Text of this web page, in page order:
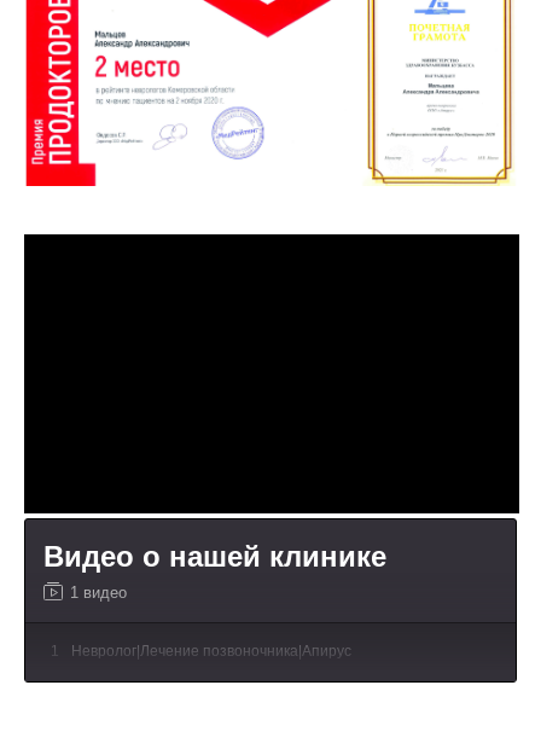
Видео о нашей клинике
1 видео
1 Невролог|Лечение позвоночника|Апирус